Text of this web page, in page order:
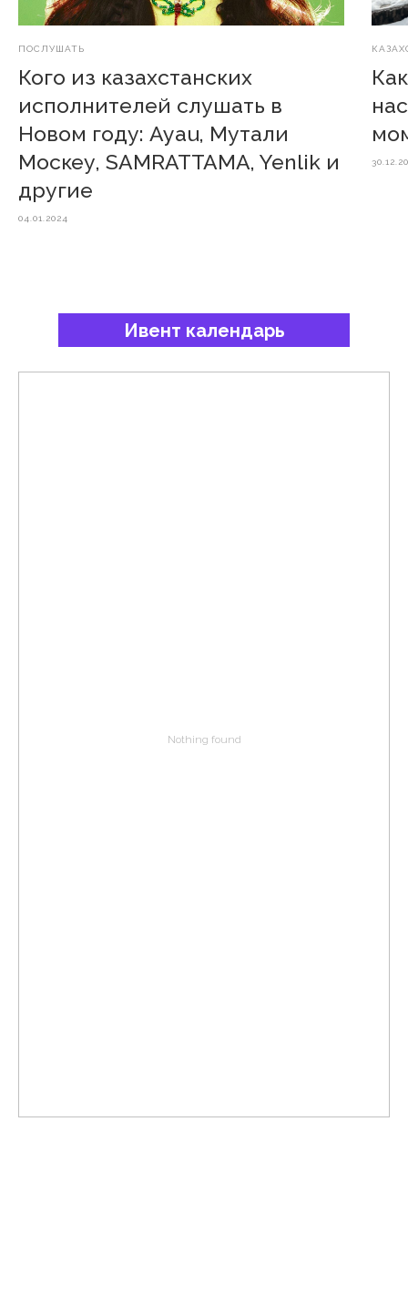
ПОСЛУШАТЬ
Кого из казахстанских
исполнителей слушать в
Новом году: Ayau, Мутали
Москеу, SAMRATTAMA, Yenlik и
другие
04.01.2024
Ивент календарь
Nothing found